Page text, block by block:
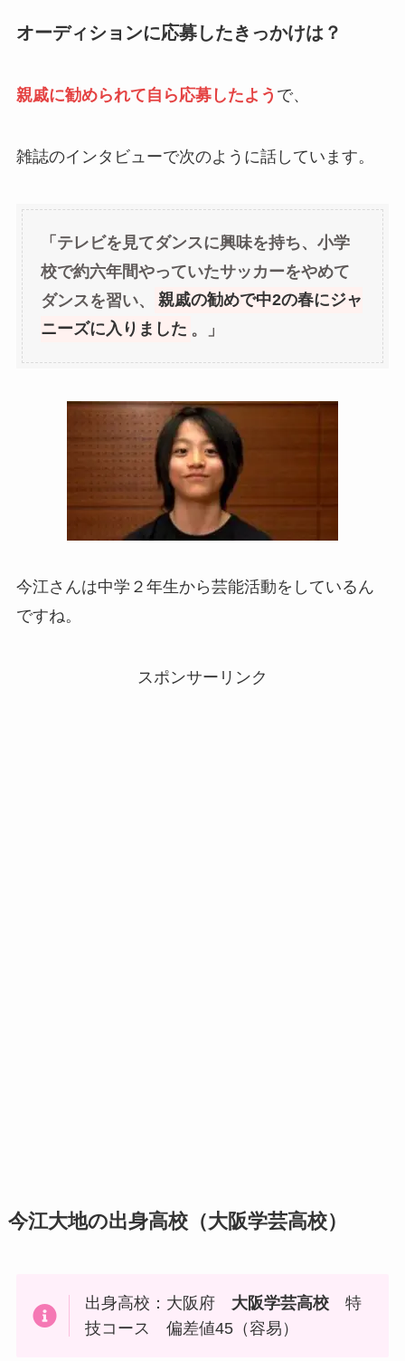
オーディションに応募したきっかけは？
親戚に勧められて自ら応募したよう で、
雑誌のインタビューで次のように話しています。
「テレビを見てダンスに興味を持ち、小学
校で約六年間やっていたサッカーをやめて
ダンスを習い、
親戚の勧めで中2の春にジャ
ニーズに入りました 。」
今江さんは中学２年生から芸能活動をしているん
ですね。
スポンサーリンク
今江大地の出身高校（大阪学芸高校）
出身高校：大阪府 大阪学芸高校 特
技コース 偏差値45（容易）